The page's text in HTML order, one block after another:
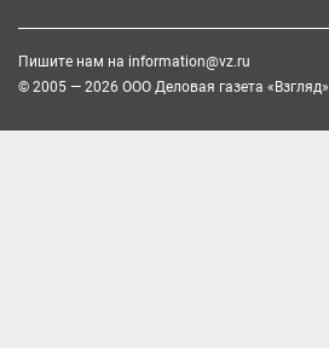
Пишите нам на information@vz.ru
© 2005 — 2026 ООО Деловая газета «Взгляд»